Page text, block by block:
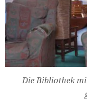
Die Bibliothek